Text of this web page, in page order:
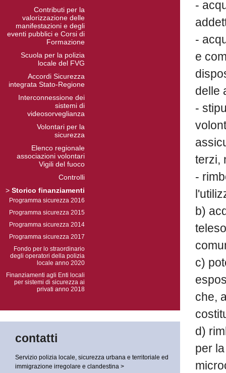
Contributi per la
valorizzazione delle
manifestazioni e degli
eventi pubblici e Corsi di
Formazione
Scuola per la polizia
locale del FVG
Accordi Sicurezza
integrata Stato-Regione
Interconnessione dei
sistemi di
videosorveglianza
Volontari per la
sicurezza
Elenco regionale
associazioni volontari
Vigili del fuoco
Controlli
>Storico finanziamenti
Programma sicurezza 2016
Programma sicurezza 2015
Programma sicurezza 2014
Programma sicurezza 2017
Fondo per lo straordinario
degli operatori della polizia
locale anno 2020
Finanziamenti agli Enti locali
per sistemi di sicurezza ai
privati anno 2018
contatti
Servizio polizia locale, sicurezza urbana e territoriale ed
immigrazione irregolare e clandestina >
-
-
e
delle
-
terzi,
-
b)
c)
che,
d)
per